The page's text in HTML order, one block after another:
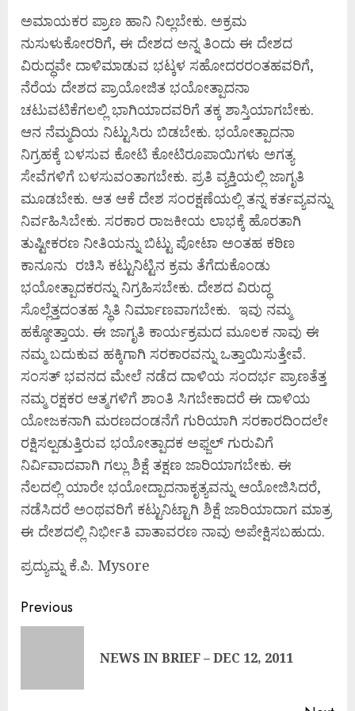
ಅಮಾಯಕರ ಪ್ರಾಣ ಹಾನಿ ನಿಲ್ಲಬೇಕು. ಅಕ್ರಮ
ನುಸುಳುಕೋರರಿಗೆ, ಈ ದೇಶದ ಅನ್ನ ತಿಂದು ಈ ದೇಶದ
ವಿರುದ್ಧವೇ ದಾಳಿಮಾಡುವ ಭಟ್ಕಳ ಸಹೋದರರಂತಹವರಿಗೆ,
ನೆರೆಯ ದೇಶದ ಪ್ರಾಯೋಜಿತ ಭಯೋತ್ಪಾದನಾ
ಚಟುವಟಿಕೆಗಲಲ್ಲಿ ಭಾಗಿಯಾದವರಿಗೆ ತಕ್ಕ ಶಾಸ್ತಿಯಾಗಬೇಕು.
ಆನ ನೆಮ್ಮದಿಯ ನಿಟ್ಟುಸಿರು ಬಿಡಬೇಕು. ಭಯೋತ್ಪಾದನಾ
ನಿಗ್ರಹಕ್ಕೆ ಬಳಸುವ ಕೋಟಿ ಕೋಟಿರೂಪಾಯಿಗಳು ಅಗತ್ಯ
ಸೇವೆಗಳಿಗೆ ಬಳಸುವಂತಾಗಬೇಕು. ಪ್ರತಿ ವ್ಯಕ್ತಿಯಲ್ಲಿ ಜಾಗೃತಿ
ಮೂಡಬೇಕು. ಆತ ಆಕೆ ದೇಶ ಸಂರಕ್ಷಣೆಯಲ್ಲಿ ತನ್ನ ಕರ್ತವ್ಯವನ್ನು
ನಿರ್ವಹಿಸಿಬೇಕು. ಸರಕಾರ ರಾಜಕೀಯ ಲಾಭಕ್ಕೆ ಹೊರತಾಗಿ
ತುಷ್ಟೀಕರಣ ನೀತಿಯನ್ನು ಬಿಟ್ಟು ಪೋಟಾ ಅಂತಹ ಕಠಿಣ
ಕಾನೂನು ರಚಿಸಿ ಕಟ್ಟುನಿಟ್ಟಿನ ಕ್ರಮ ತೆಗೆದುಕೊಂಡು
ಭಯೋತ್ಪಾದಕರನ್ನು ನಿಗ್ರಹಿಸಬೇಕು. ದೇಶದ ವಿರುದ್ಧ
ಸೊಲ್ಲೆತ್ತದಂತಹ ಸ್ಥಿತಿ ನಿರ್ಮಾಣವಾಗಬೇಕು. ಇವು ನಮ್ಮ
ಹಕ್ಕೋತ್ತಾಯ. ಈ ಜಾಗೃತಿ ಕಾರ್ಯಕ್ರಮದ ಮೂಲಕ ನಾವು ಈ
ನಮ್ಮ ಬದುಕುವ ಹಕ್ಕಿಗಾಗಿ ಸರಕಾರವನ್ನು ಒತ್ತಾಯಿಸುತ್ತೇವೆ.
ಸಂಸತ್ ಭವನದ ಮೇಲೆ ನಡೆದ ದಾಳಿಯ ಸಂದರ್ಭ ಪ್ರಾಣತೆತ್ತ
ನಮ್ಮ ರಕ್ಷಕರ ಆತ್ಮಗಳಿಗೆ ಶಾಂತಿ ಸಿಗಬೇಕಾದರೆ ಈ ದಾಳಿಯ
ಯೋಜಕನಾಗಿ ಮರಣದಂಡನೆಗೆ ಗುರಿಯಾಗಿ ಸರಕಾರದಿಂದಲೇ
ರಕ್ಷಿಸಲ್ಪಡುತ್ತಿರುವ ಭಯೋತ್ಪಾದಕ ಅಫ್ಜಲ್ ಗುರುವಿಗೆ
ನಿರ್ವಿವಾದವಾಗಿ ಗಲ್ಲು ಶಿಕ್ಷೆ ತಕ್ಷಣ ಜಾರಿಯಾಗಬೇಕು. ಈ
ನೆಲದಲ್ಲಿ ಯಾರೇ ಭಯೋದ್ಪಾದನಾಕೃತ್ಯವನ್ನು ಆಯೋಜಿಸಿದರೆ,
ನಡೆಸಿದರೆ ಅಂಥವರಿಗೆ ಕಟ್ಟುನಿಟ್ಟಾಗಿ ಶಿಕ್ಷೆ ಜಾರಿಯಾದಾಗ ಮಾತ್ರ
ಈ ದೇಶದಲ್ಲಿ ನಿರ್ಭೀತಿ ವಾತಾವರಣ ನಾವು ಅಪೇಕ್ಷಿಸಬಹುದು.
ಪ್ರದ್ಯುಮ್ನ ಕೆ.ಪಿ. Mysore
Continue
Previous
NEWS IN BRIEF – DEC 12, 2011